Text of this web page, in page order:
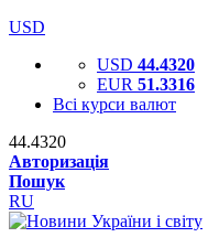
USD
USD 44.4320
EUR 51.3316
Всі курси валют
44.4320
Авторизація
Пошук
RU